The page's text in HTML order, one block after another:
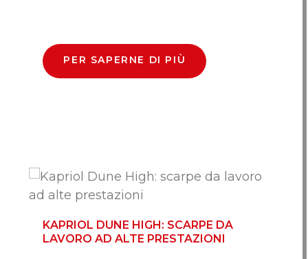
PER SAPERNE DI PIÙ
KAPRIOL DUNE HIGH: SCARPE DA
LAVORO AD ALTE PRESTAZIONI